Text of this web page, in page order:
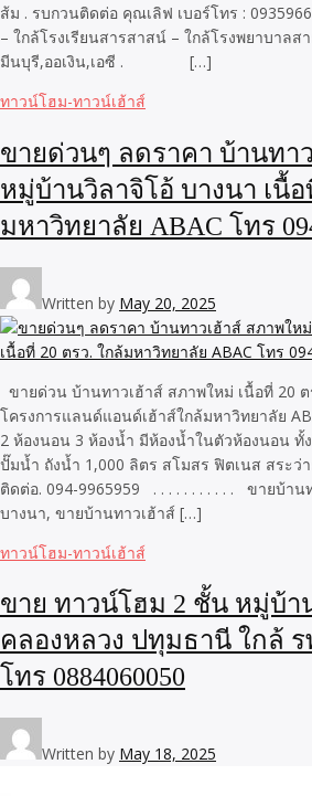
ส้ม . รบกวนติดต่อ คุณเลิฟ เบอร์โทร :
– ใกล้โรงเรียนสารสาสน์ – ใกล้โรงพยาบาลส
มีนบุรี,ออเงิน,เอซี . […]
ทาวน์โฮม-ทาวน์เฮ้าส์
ขายด่วนๆ ลดราคา บ้านทา
หมู่บ้านวิลาจิโอ้ บางนา เนื้อ
มหาวิทยาลัย ABAC โทร
Written by May 20, 2025
ขายด่วน บ้านทาวเฮ้าส์ สภาพใหม่ เนื้อที่ 20
โครงการแลนด์แอนด์เฮ้าส์ใกล้มหาวิทยาลัย
2 ห้องนอน 3 ห้องน้ำ มีห้องน้ำในตัวห้องนอน ทั้
ปั๊มน้ำ ถังน้ำ 1,000 ลิตร สโมสร ฟิตเนส สระ
ติดต่อ. 094-9965959 . . . . . . . . . . . ขายบ้า
บางนา, ขายบ้านทาวเฮ้าส์ […]
ทาวน์โฮม-ทาวน์เฮ้าส์
ขาย ทาวน์โฮม 2 ชั้น หมู่บ้า
คลองหลวง ปทุมธานี ใกล้
โทร 0884060050
Written by May 18, 2025